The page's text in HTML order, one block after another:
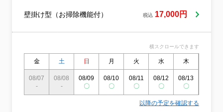
壁掛け型（お掃除機能付） 税込 17,000円
横スクロールできます
金 土 日 月 火 水 木
08/07
-
08/08
-
08/09
〇
08/10
〇
08/11
〇
08/12
〇
08/13
〇
以降の予定を確認する